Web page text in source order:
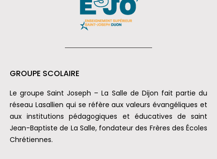
GROUPE SCOLAIRE
Le groupe Saint Joseph – La Salle de Dijon fait partie du
réseau Lasallien qui se réfère aux valeurs évangéliques et
aux institutions pédagogiques et éducatives de saint
Jean-Baptiste de La Salle, fondateur des Frères des Écoles
Chrétiennes.